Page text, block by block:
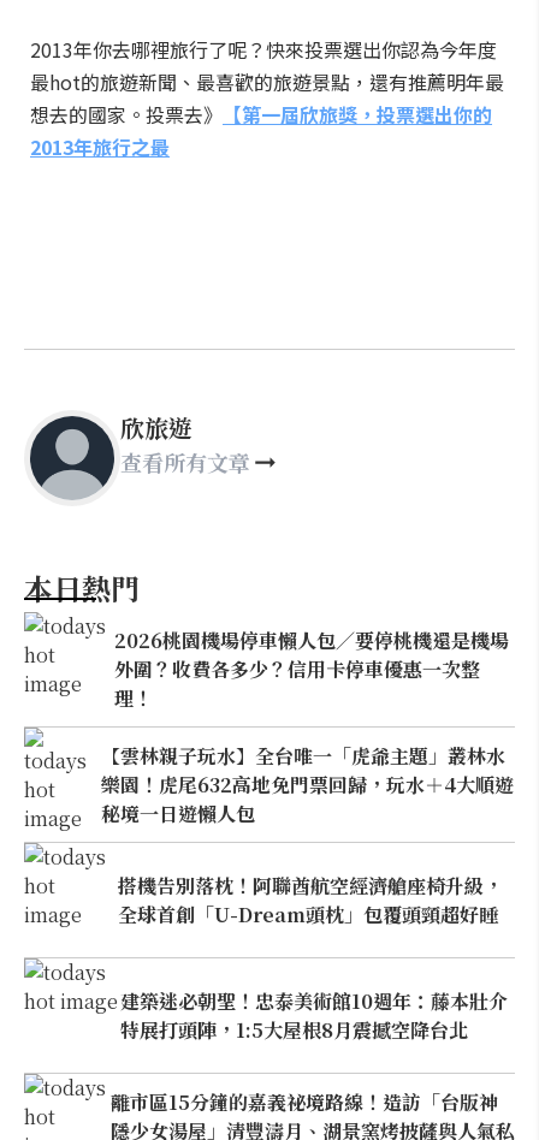
2013年你去哪裡旅行了呢？快來投票選出你認為今年度
最hot的旅遊新聞、最喜歡的旅遊景點，還有推薦明年最
想去的國家。投票去》
【第一屆欣旅獎，投票選出你的
2013年旅行之最
欣旅遊
查看所有文章
本日熱門
2026桃園機場停車懶人包／要停桃機還是機場
外圍？收費各多少？信用卡停車優惠一次整
理！
【雲林親子玩水】全台唯一「虎爺主題」叢林水
樂園！虎尾632高地免門票回歸，玩水＋4大順遊
秘境一日遊懶人包
搭機告別落枕！阿聯酋航空經濟艙座椅升級，
全球首創「U-Dream頭枕」包覆頭頸超好睡
建築迷必朝聖！忠泰美術館10週年：藤本壯介
特展打頭陣，1:5大屋根8月震撼空降台北
離市區15分鐘的嘉義祕境路線！造訪「台版神
隱少女湯屋」清豐濤月、湖景窯烤披薩與人氣私